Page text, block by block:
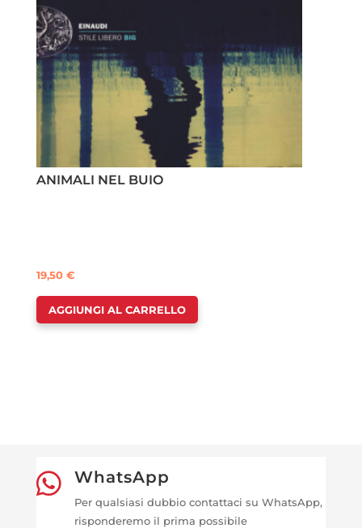
ANIMALI NEL BUIO
19,50€
AGGIUNGI AL CARRELLO
 WhatsApp
Per qualsiasi dubbio contattaci su WhatsApp,
risponderemo il prima possibile